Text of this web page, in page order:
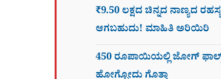
₹9.50 ಲಕ್ಷದ ಚಿನ್ನದ ನಾಣ್ಯದ
ಆಗಬಹುದು! ಮಾಹಿತಿ ಅರಿಯಿರಿ
450 ರೂಪಾಯಿಯಲ್ಲಿ ಜೋಗ್​